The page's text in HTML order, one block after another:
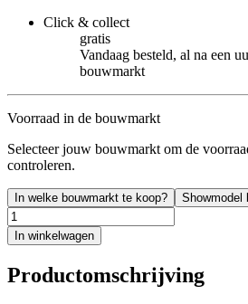
Click & collect
gratis
Vandaag besteld, al na een
bouwmarkt
Voorraad in de bouwmarkt
Selecteer jouw bouwmarkt om de
controleren.
In welke bouwmarkt te koop? Showmodel
In winkelwagen
Productomschrijving